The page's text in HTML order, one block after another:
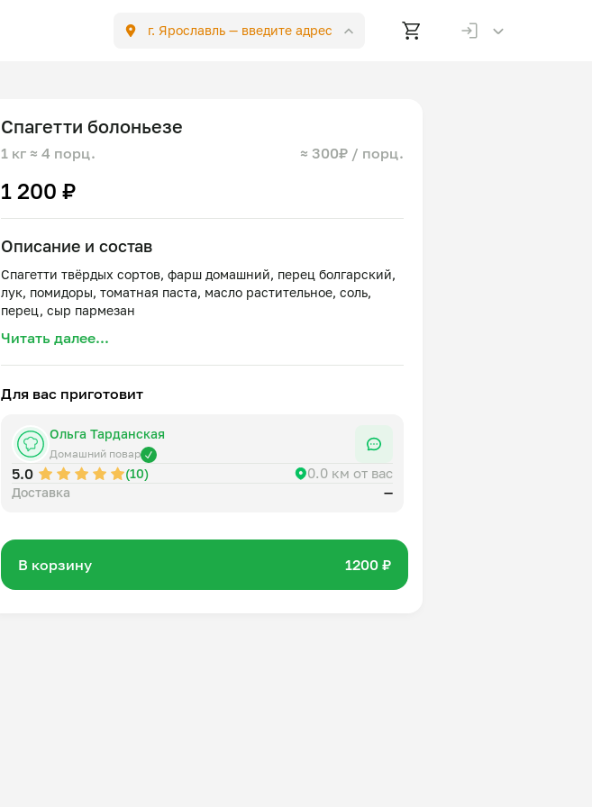
г. Ярославль — введите адрес
Спагетти болоньезе
1 кг ≈ 4 порц. ≈ 300₽ / порц.
1 200 ₽
Описание и состав
Спагетти твёрдых сортов, фарш домашний, перец болгарский,
лук, помидоры, томатная паста, масло растительное, соль,
Читать далее...
Для вас приготовит
Ольга Тарданская
Домашний повар
5.0 (10) 0.0 км от вас
Доставка —
В корзину 1200 ₽